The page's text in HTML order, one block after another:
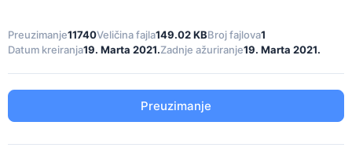
Preuzimanje11740Veličina fajla149.02 KBBroj fajlova1
Datum kreiranja19. Marta 2021.Zadnje ažuriranje19. Marta 2021.
Preuzimanje